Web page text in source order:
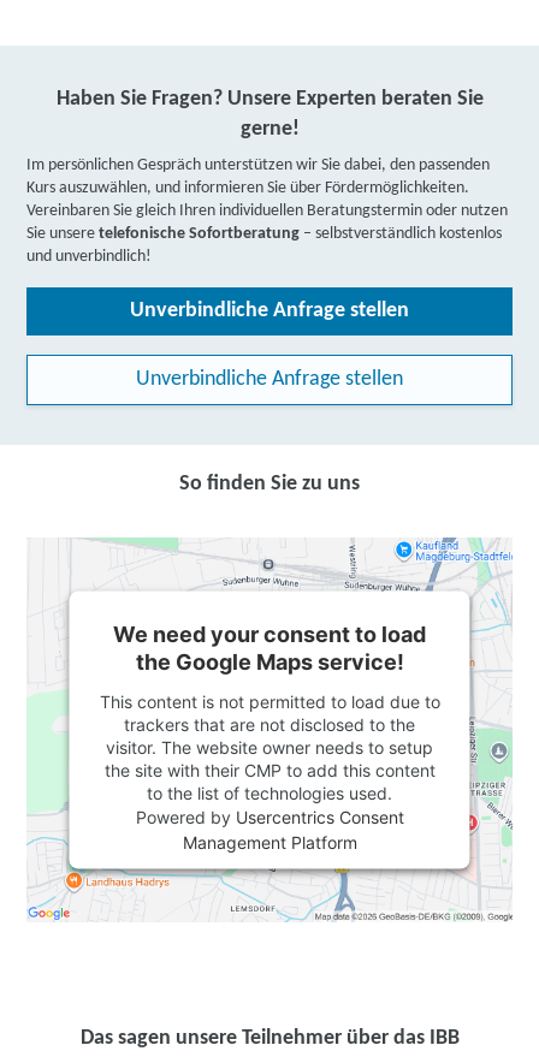
Haben Sie Fragen? Unsere Experten beraten Sie
gerne!
Im persönlichen Gespräch unterstützen wir Sie dabei, den passenden
Kurs auszuwählen, und informieren Sie über Fördermöglichkeiten.
Vereinbaren Sie gleich Ihren individuellen Beratungstermin oder nutzen
Sie unseretelefonische Sofortberatung – selbstverständlich kostenlos
und unverbindlich!
Unverbindliche Anfrage stellen
Unverbindliche Anfrage stellen
So finden Sie zu uns
We need your consent to load
the Google Maps service!
This content is not permitted to load due to
trackers that are not disclosed to the
visitor. The website owner needs to setup
the site with their CMP to add this content
to the list of technologies used.
Powered by Usercentrics Consent
Management Platform
Das sagen unsere Teilnehmer über das IBB